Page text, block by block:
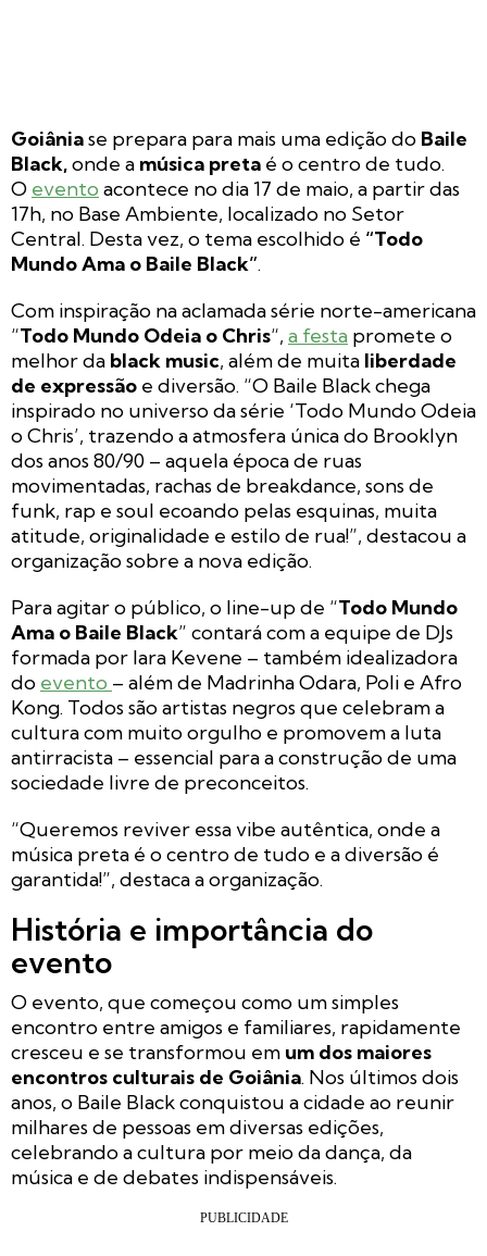
Goiâniase prepara para mais uma edição do Baile
Black,onde a música preta é o centro de tudo.
O evento acontece no dia 17 de maio, a partir das
17h, no Base Ambiente, localizado no Setor
Central. Desta vez, o tema escolhido é “Todo
Mundo Ama o Baile Black”.
Com inspiração na aclamada série norte-americana
“Todo Mundo Odeia o Chris“, a festa promete o
melhor da black music, além de muita liberdade
de expressão e diversão. “O Baile Black chega
inspirado no universo da série ‘Todo Mundo Odeia
o Chris’, trazendo a atmosfera única do Brooklyn
dos anos 80/90 – aquela época de ruas
movimentadas, rachas de breakdance, sons de
funk, rap e soul ecoando pelas esquinas, muita
atitude, originalidade e estilo de rua!”, destacou a
organização sobre a nova edição.
Para agitar o público, o line-up de “Todo Mundo
Ama o Baile Black” contará com a equipe de DJs
formada por Iara Kevene – também idealizadora
do evento – além de Madrinha Odara, Poli e Afro
Kong. Todos são artistas negros que celebram a
cultura com muito orgulho e promovem a luta
antirracista – essencial para a construção de uma
sociedade livre de preconceitos.
“Queremos reviver essa vibe autêntica, onde a
música preta é o centro de tudo e a diversão é
garantida!”, destaca a organização.
História e importância do
evento
O evento, que começou como um simples
encontro entre amigos e familiares, rapidamente
cresceu e se transformou em um dos maiores
encontros culturais de Goiânia. Nos últimos dois
anos, o Baile Black conquistou a cidade ao reunir
milhares de pessoas em diversas edições,
celebrando a cultura por meio da dança, da
música e de debates indispensáveis.